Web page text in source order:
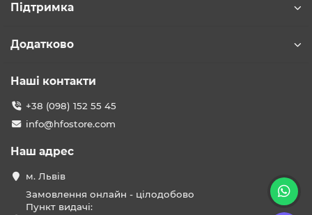
Підтримка
Додатково
Наші контакти
+38 (098) 152 55 45
info@hfostore.com
Наш адрес
м. Львів
Замовлення онлайн - цілодобово
Пункт видачі: